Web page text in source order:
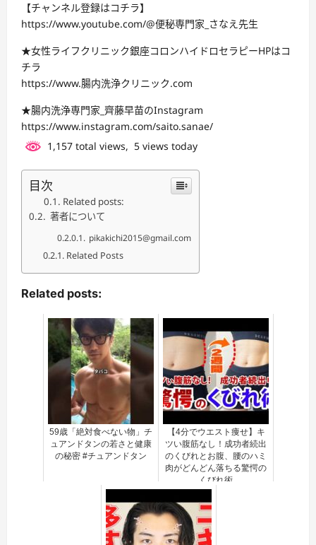
【チャンネル登録はコチラ】
https://www.youtube.com/@便秘専門家_さなえ先生
★女性ライフクリニック銀座コロンハイドロセラピーHPはコ
チラ
https://www.腸内洗浄クリニック.com
★腸内洗浄専門家_齊藤早苗のInstagram
https://www.instagram.com/saito.sanae/
1,157 total views, 5 views today
目次
Related posts:
著者について
pikakichi2015@gmail.com
Related Posts
Related posts:
59歳「絶対食べない物」チ
ュアンドタンの若さと健康
の秘密 #チュアンドタン
【4分でウエスト痩せ】キ
ツい腹筋なし！成功者続出
のくびれとお腹、腰のハミ
肉がどんどん落ちる驚愕の
くびれ術